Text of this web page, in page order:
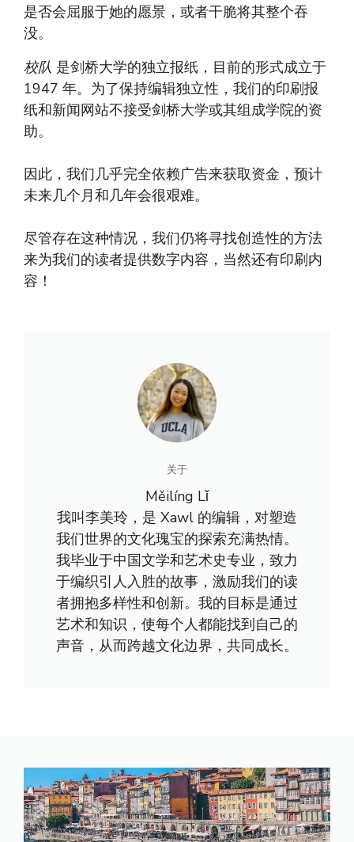
是否会屈服于她的愿景，或者干脆将其整个吞
没。
校队 是剑桥大学的独立报纸，目前的形式成立于
1947 年。为了保持编辑独立性，我们的印刷报
纸和新闻网站不接受剑桥大学或其组成学院的资
助。
因此，我们几乎完全依赖广告来获取资金，预计
未来几个月和几年会很艰难。
尽管存在这种情况，我们仍将寻找创造性的方法
来为我们的读者提供数字内容，当然还有印刷内
容！
关于
Měilíng Lǐ
我叫李美玲，是 Xawl 的编辑，对塑造
我们世界的文化瑰宝的探索充满热情。
我毕业于中国文学和艺术史专业，致力
于编织引人入胜的故事，激励我们的读
者拥抱多样性和创新。我的目标是通过
艺术和知识，使每个人都能找到自己的
声音，从而跨越文化边界，共同成长。